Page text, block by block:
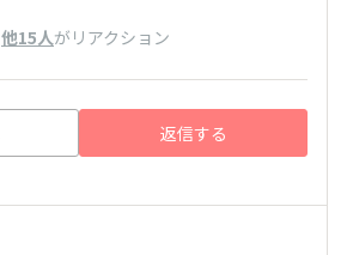
他15人がリアクション
返信する